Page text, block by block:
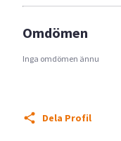
Omdömen
Inga omdömen ännu
Dela Profil